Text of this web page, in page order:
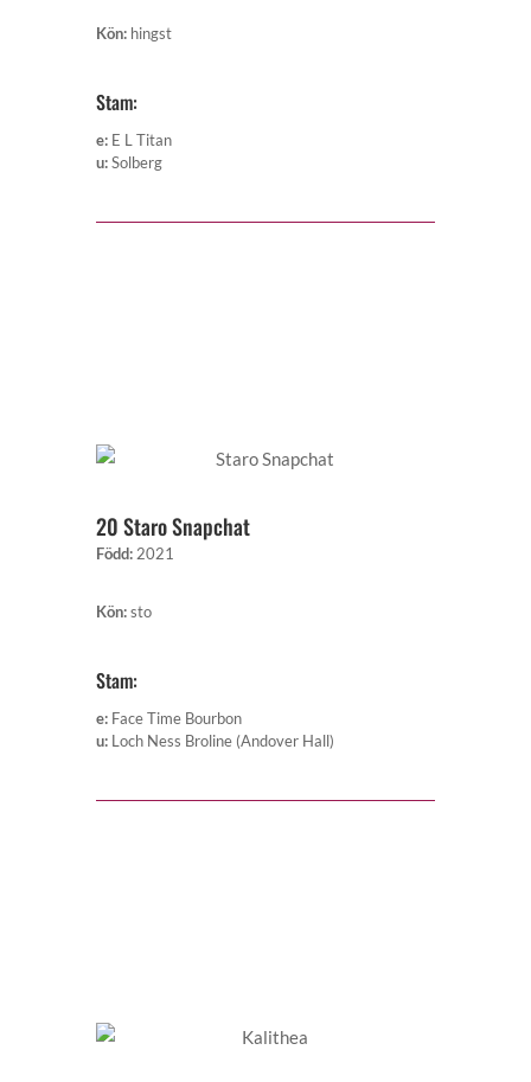
Kön: hingst
Stam:
e: E L Titan
u:Solberg
20 Staro Snapchat
Född: 2021
Kön:sto
Stam:
e: Face Time Bourbon
u: Loch Ness Broline (Andover Hall)